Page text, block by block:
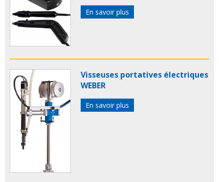
En savoir plus
Visseuses portatives électriques
WEBER
En savoir plus